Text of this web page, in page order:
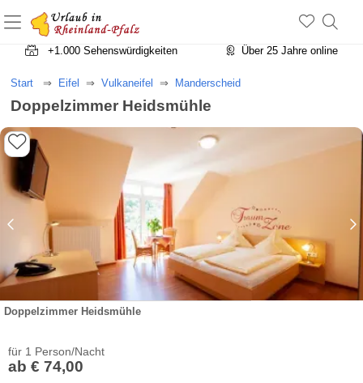
+1.500 Unterkünfte in Rheinland-Pfalz
+1.000 Sehenswürdigkeiten
Über 25 Jahre online
Start Eifel Vulkaneifel Manderscheid
Doppelzimmer Heidsmühle
Doppelzimmer Heidsmühle
für 1 Person/Nacht
ab € 74,00